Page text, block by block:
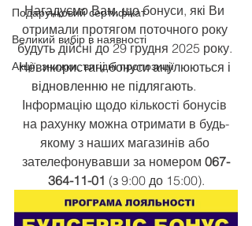
Подарунковий сертифікат
Великий вибір в наявності
Акції, знижки, вигідні пропозиції
Нагадуємо Вам, що бонуси, які Ви
отримали протягом поточного року
будуть дійсні до 29 грудня 2025 року.
Невикористані бонуси анулюються і
відновленню не підлягають.
Інформацію щодо кількості бонусів
на рахунку можна отримати в будь-
якому з наших магазинів або
зателефонувавши за номером 067-
364-11-01 (з 9:00 до 15:00).